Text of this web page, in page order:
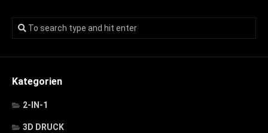
Kategorien
2-IN-1
3D DRUCK